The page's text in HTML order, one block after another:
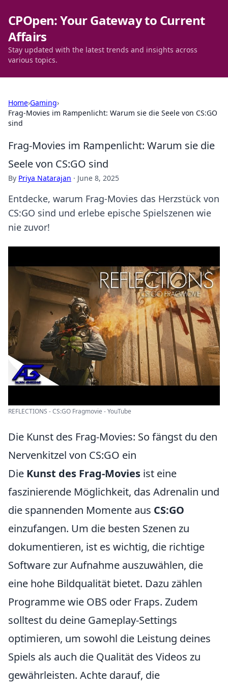
CPOpen: Your Gateway to Current
Affairs
Stay updated with the latest trends and insights across
various topics.
Home›Gaming›
Frag-Movies im Rampenlicht: Warum sie die Seele von CS:GO
sind
Frag-Movies im Rampenlicht: Warum sie die
Seele von CS:GO sind
By Priya Natarajan · June 8, 2025
Entdecke, warum Frag-Movies das Herzstück von
CS:GO sind und erlebe epische Spielszenen wie
nie zuvor!
REFLECTIONS - CS:GO Fragmovie - YouTube
Die Kunst des Frag-Movies: So fängst du den
Nervenkitzel von CS:GO ein
Die Kunst des Frag-Movies ist eine
faszinierende Möglichkeit, das Adrenalin und
die spannenden Momente aus CS:GO
einzufangen. Um die besten Szenen zu
dokumentieren, ist es wichtig, die richtige
Software zur Aufnahme auszuwählen, die
eine hohe Bildqualität bietet. Dazu zählen
Programme wie OBS oder Fraps. Zudem
solltest du deine Gameplay-Settings
optimieren, um sowohl die Leistung deines
Spiels als auch die Qualität des Videos zu
gewährleisten. Achte darauf, die